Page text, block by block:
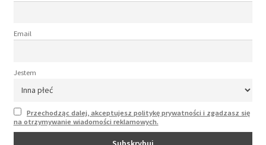
Email
Jestem
Przechodząc dalej, akceptujesz politykę prywatności i zgadzasz się
na otrzymywanie wiadomości reklamowych.